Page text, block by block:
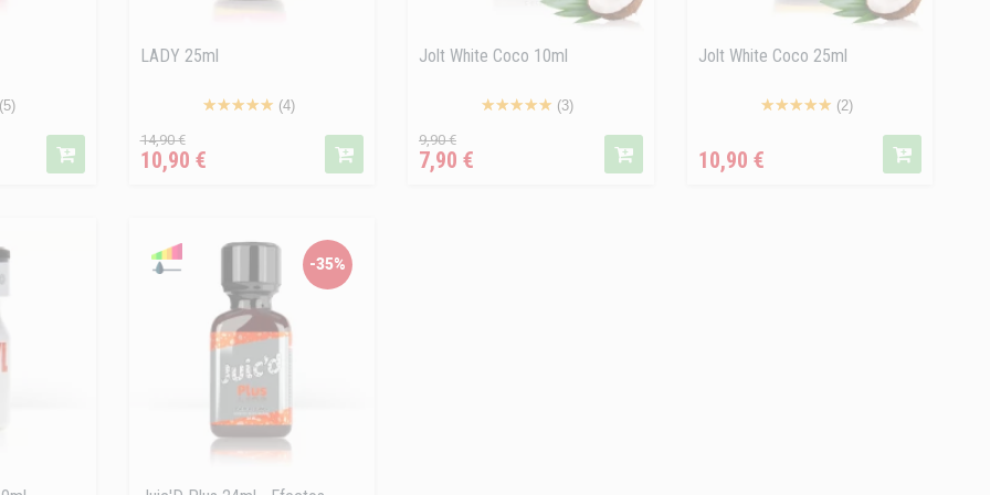
(5)
LADY 25ml
(4)
Precio
regular
14,90 €Precio
10,90 €
Jolt White Coco 10ml
(3)
Precio
regular
9,90 €Precio
7,90 €
Jolt White Coco 25ml
(2)
10,90 €
-35%